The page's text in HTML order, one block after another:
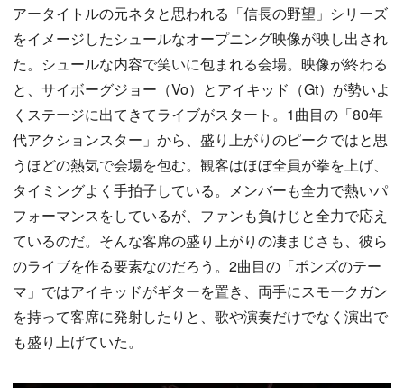
アータイトルの元ネタと思われる「信長の野望」シリーズ
をイメージしたシュールなオープニング映像が映し出され
た。シュールな内容で笑いに包まれる会場。映像が終わる
と、サイボーグジョー（Vo）とアイキッド（Gt）が勢いよ
くステージに出てきてライブがスタート。1曲目の「80年
代アクションスター」から、盛り上がりのピークではと思
うほどの熱気で会場を包む。観客はほぼ全員が拳を上げ、
タイミングよく手拍子している。メンバーも全力で熱いパ
フォーマンスをしているが、ファンも負けじと全力で応え
ているのだ。そんな客席の盛り上がりの凄まじさも、彼ら
のライブを作る要素なのだろう。2曲目の「ポンズのテー
マ」ではアイキッドがギターを置き、両手にスモークガン
を持って客席に発射したりと、歌や演奏だけでなく演出で
も盛り上げていた。